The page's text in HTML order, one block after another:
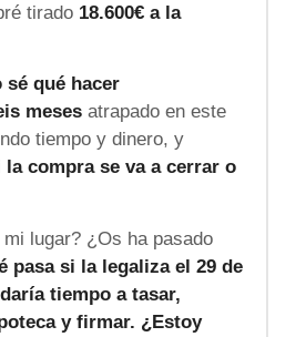
tirado 18.600€ a la
qué hacer
mesesatrapado en este
tiempo y dinero, y
la compra se va a cerrar o
lugar? ¿Os ha pasado
pasa si la legaliza el 29 de
tiempo a tasar,
y firmar. ¿Estoy